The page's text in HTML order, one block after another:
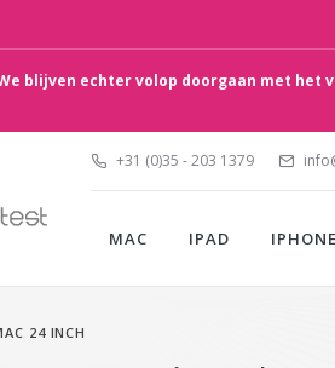
blijven echter volop doorgaan met het
+31 (0)35 - 203 1379
MAC IPAD IPHONE
24 INCH